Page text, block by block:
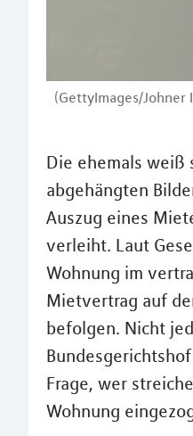
(GettyImages/Johner
Die ehemals weiß
abgehängten
Auszug eines
verleiht. Laut
Wohnung im
Mietvertrag auf
befolgen. Nicht
Frage, wer
Wohnung